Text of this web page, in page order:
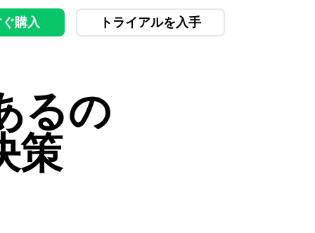
購入 トライアルを入手
るの
策